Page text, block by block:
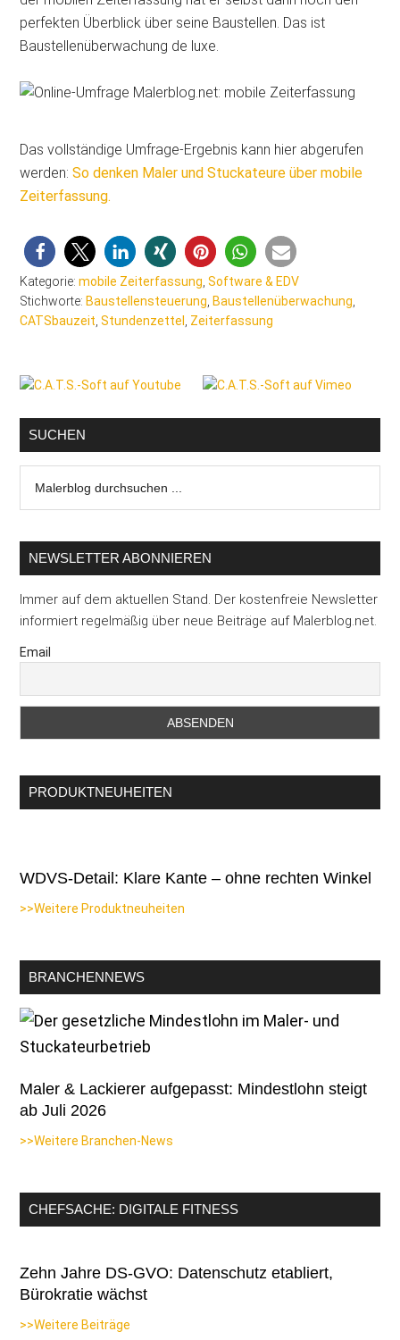
perfekten Überblick über seine Baustellen. Das ist
Baustellenüberwachung de luxe.
Das vollständige Umfrage-Ergebnis kann hier abgerufen
werden:So denken Maler und Stuckateure über mobile
Zeiterfassung.
Kategorie:mobile Zeiterfassung ,Software & EDV
Stichworte:Baustellensteuerung ,Baustellenüberwachung
CATSbauzeit ,Stundenzettel Zeiterfassung
Seitenspalte
SUCHEN
durchsuchen
NEWSLETTER ABONNIEREN
Immer auf dem aktuellen Stand. Der kostenfreie Newsletter
informiert regelmäßig über neue Beiträge auf Malerblog.net.
Email
PRODUKTNEUHEITEN
WDVS-Detail: Klare Kante – ohne rechten Winkel
>>Weitere Produktneuheiten
BRANCHENNEWS
Maler & Lackierer aufgepasst: Mindestlohn steigt
ab Juli 2026
>>Weitere Branchen-News
CHEFSACHE: DIGITALE FITNESS
Zehn Jahre DS-GVO: Datenschutz etabliert,
Bürokratie wächst
>>Weitere Beiträge